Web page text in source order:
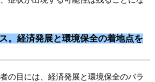
。経済発展と環境保全の着地点を
の目には、経済発展と環境保全のバラ